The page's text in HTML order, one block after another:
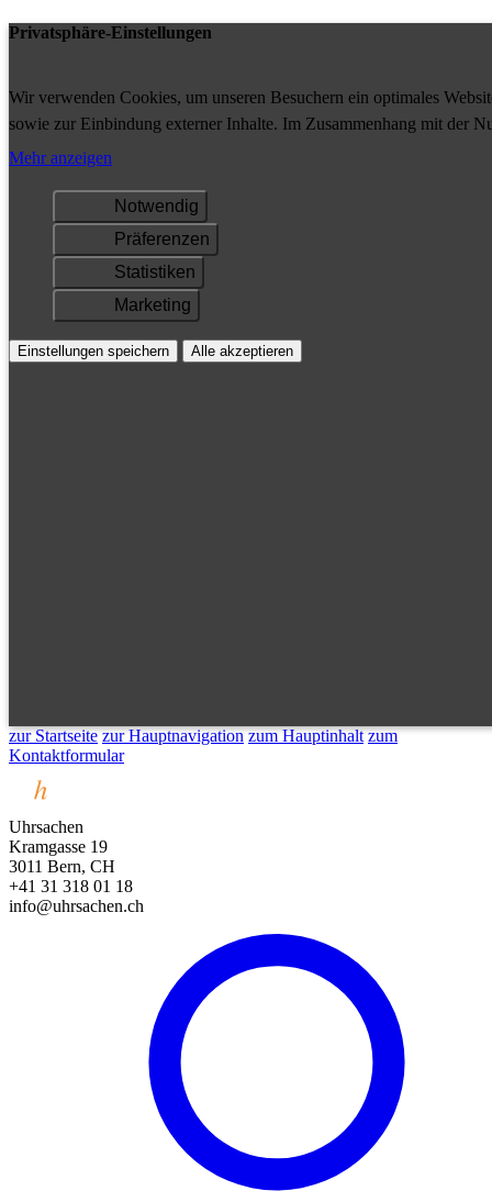
Privatsphäre-Einstellungen
Wir verwenden Cookies, um unseren Besuchern ein optimales
sowie zur Einbindung externer Inhalte. Im Zusammenhang mit der
Ihrem Gerät gespeichert und/oder abgerufen.
Mehr anzeigen
Notwendig
Präferenzen
Statistiken
Marketing
Einstellungen speichern Alle akzeptieren
zur Startseite zur Hauptnavigation zum Hauptinhalt zum
Kontaktformular
Uhrsachen
Kramgasse 19
3011 Bern, CH
+41 31 318 01 18
info@uhrsachen.ch